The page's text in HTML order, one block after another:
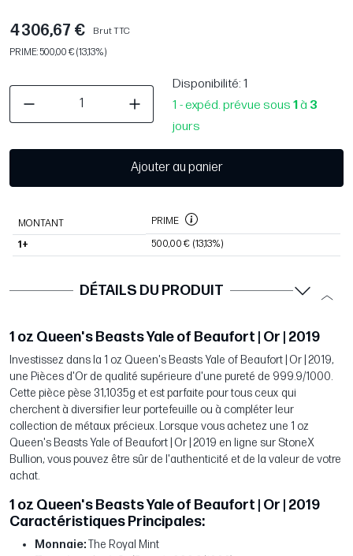
4 306,67 €
Brut TTC
PRIME: 500,00 € (13,13%)
Disponibilité: 1
1 - expéd. prévue sous1à 3
jours
Ajouter au panier
MONTANT PRIME
1+ 500,00 € (13,13%)
DÉTAILS DU PRODUIT
1 oz Queen's Beasts Yale of Beaufort | Or | 2019
Investissez dans la 1 oz Queen's Beasts Yale of Beaufort | Or | 2019,
une Pièces d'Or de qualité supérieure d'une pureté de 999.9/1000.
Cette pièce pèse 31,1035g et est parfaite pour tous ceux qui
cherchent à diversifier leur portefeuille ou à compléter leur
collection de métaux précieux. Lorsque vous achetez une 1 oz
Queen's Beasts Yale of Beaufort | Or | 2019 en ligne sur StoneX
Bullion, vous pouvez être sûr de l'authenticité et de la valeur de votre
achat.
1 oz Queen's Beasts Yale of Beaufort | Or | 2019
Caractéristiques Principales:
Monnaie:The Royal Mint